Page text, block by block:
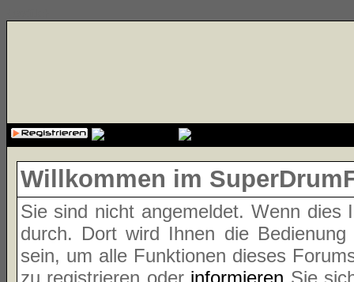
Willkommen im
Sie sind nicht angemeldet. Wenn
durch. Dort wird Ihnen die
sein, um alle Funktionen dieses
zu registrieren oder informieren Sie